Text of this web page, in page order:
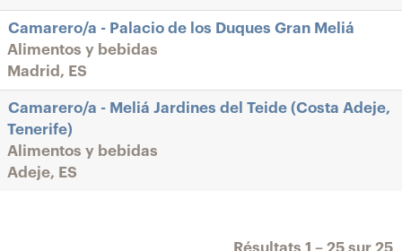
Camarero/a - Palacio de los Duques Gran Meliá
Alimentos y bebidas
Madrid, ES
Camarero/a - Meliá Jardines del Teide (Costa Adeje,
Tenerife)
Alimentos y bebidas
Adeje, ES
Résultats 1 – 25 sur 25